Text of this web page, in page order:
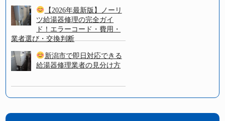
【2026年最新版】ノーリ
ツ給湯器修理の完全ガイ
ド！エラーコード・費用・
業者選び・交換判断
新潟市で即日対応できる
給湯器修理業者の見分け方